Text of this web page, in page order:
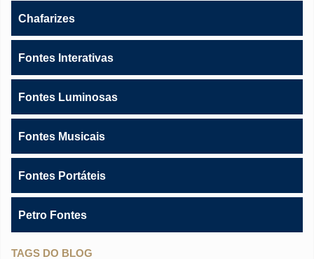
Chafarizes
Fontes Interativas
Fontes Luminosas
Fontes Musicais
Fontes Portáteis
Petro Fontes
TAGS DO BLOG